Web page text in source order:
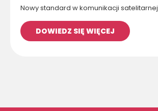
Nowy standard w komunikacji satelitarnej
DOWIEDZ SIĘ WIĘCEJ